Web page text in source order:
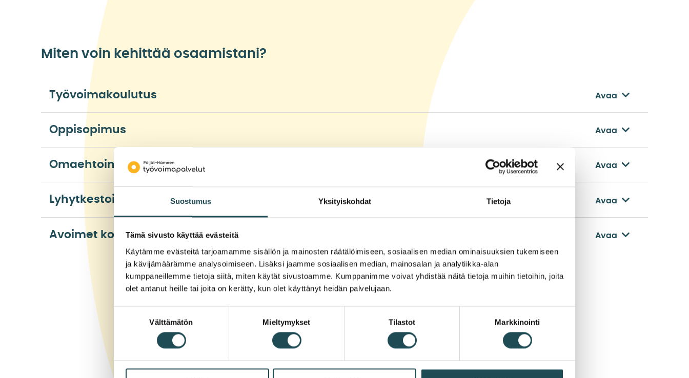
Suostumus Yksityiskohdat Tietoja
Tämä sivusto käyttää evästeitä
Käytämme evästeitä tarjoamamme sisällön ja mainosten räätälöimiseen, sosiaalisen median ominaisuuksien tukemiseen
ja kävijämäärämme analysoimiseen. Lisäksi jaamme sosiaalisen median, mainosalan ja analytiikka-alan
kumppaneillemme tietoja siitä, miten käytät sivustoamme. Kumppanimme voivat yhdistää näitä tietoja muihin tietoihin, joita
olet antanut heille tai joita on kerätty, kun olet käyttänyt heidän palvelujaan.
Välttämätön Mieltymykset Tilastot Markkinointi
Miten voin kehittää osaamistani?
Työvoimakoulutus Avaa
Oppisopimus Avaa
Omaehtoinen opiskelu työttömyysetuudella Avaa
Lyhytkestoinen opiskelu työttömyysetuudella Avaa
Avoimet korkeakouluopinnot Avaa
Löysitkö etsimäsi tiedon tältä sivustolta?
Kyllä
Jossain määrin
En